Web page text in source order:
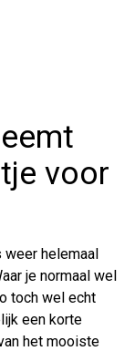
voor
weer helemaal
je normaal wel
toch wel echt
een korte
het mooiste